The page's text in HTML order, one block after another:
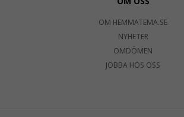
OM HEMMATEMA.SE
NYHETER
OMDÖMEN
JOBBA HOS OSS